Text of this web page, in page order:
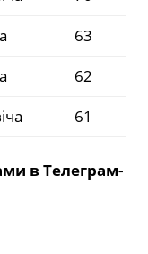
63
62
61
в Телеграм-